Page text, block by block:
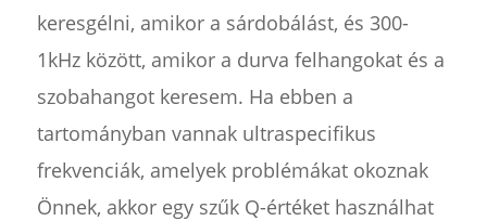
keresgélni, amikor a sárdobálást, és 300-
1kHz között, amikor a durva felhangokat és a
szobahangot keresem. Ha ebben a
tartományban vannak ultraspecifikus
frekvenciák, amelyek problémákat okoznak
Önnek, akkor egy szűk Q-értéket használhat